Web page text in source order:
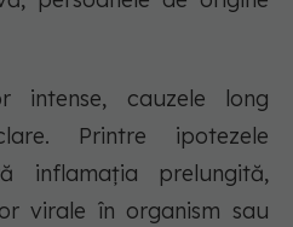
intense, cauzele long
Printre ipotezele
inflamația prelungită,
virale în organism sau